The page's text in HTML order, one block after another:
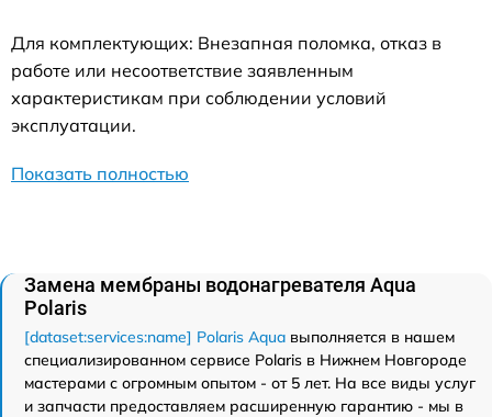
Для комплектующих: Внезапная поломка, отказ в
работе или несоответствие заявленным
характеристикам при соблюдении условий
эксплуатации.
Показать полностью
Замена мембраны водонагревателя Aqua
Polaris
[dataset:services:name] Polaris Aqua выполняется в нашем
специализированном сервисе Polaris в Нижнем Новгороде
мастерами с огромным опытом - от 5 лет. На все виды услуг
и запчасти предоставляем расширенную гарантию - мы в